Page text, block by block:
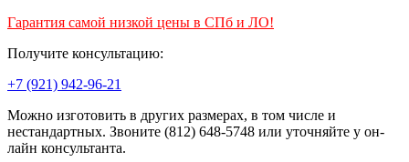
Гарантия самой низкой цены в СПб и ЛО!
Получите консультацию:
+7 (921) 942-96-21
Можно изготовить в других размерах, в том числе и
нестандартных. Звоните (812) 648-5748 или уточняйте у он-
лайн консультанта.